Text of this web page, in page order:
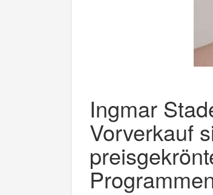
Ingmar
Vorverkauf